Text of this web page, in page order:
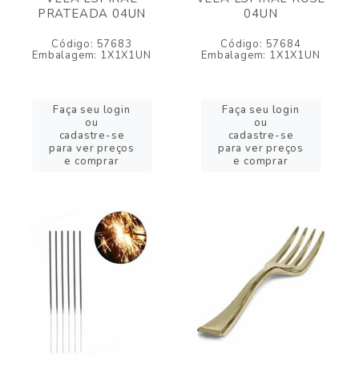
PRATEADA 04UN
Código: 57683
Embalagem: 1X1X1UN
Faça seu login
ou
cadastre-se
para ver preços
e comprar
04UN
Código: 57684
Embalagem: 1X1X1UN
Faça seu login
ou
cadastre-se
para ver preços
e comprar